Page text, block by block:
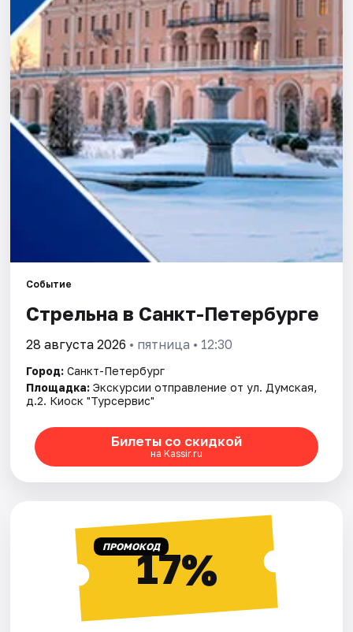
Города
Площадки
Артисты
Рейтинги
Событие
Стрельна в Санкт-Петербурге
28 августа 2026 • пятница • 12:30
Город: Санкт-Петербург
Площадка: Экскурсии отправление от ул. Думская,
д.2. Киоск "Турсервис"
Билеты со скидкой
на Kassir.ru
ПРОМОКОД17%